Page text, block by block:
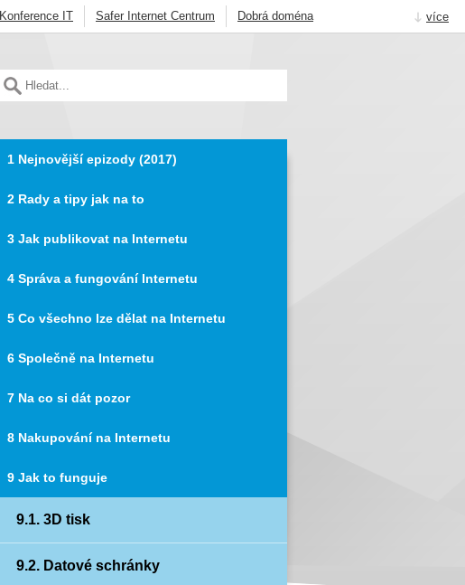
Konference IT Safer Internet Centrum
Dobrá doména
více
1 Nejnovější epizody (2017)
2 Rady a tipy jak na to
3 Jak publikovat na Internetu
4 Správa a fungování Internetu
5 Co všechno lze dělat na Internetu
6 Společně na Internetu
7 Na co si dát pozor
8 Nakupování na Internetu
9 Jak to funguje
9.1. 3D tisk
9.2. Datové schránky